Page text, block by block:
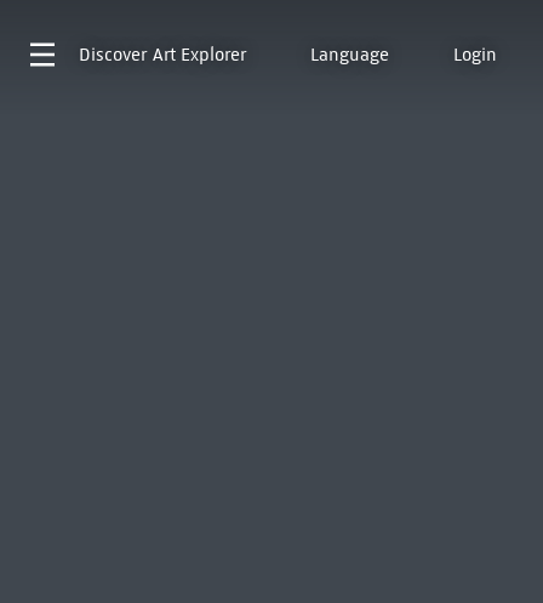
Discover Art Explorer Language Login